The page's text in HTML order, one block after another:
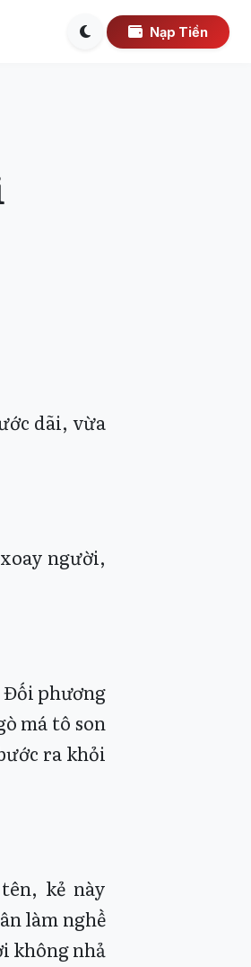
Nạp Tiền
dãi, vừa
người,
Đối phương
má tô son
ra khỏi
kẻ này
làm nghề
không nhả